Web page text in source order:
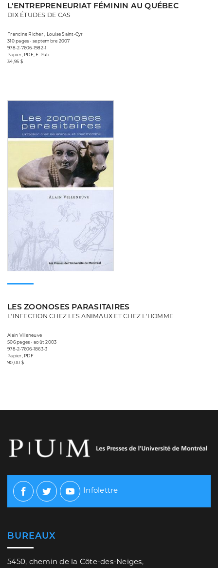
L'ENTREPRENEURIAT FÉMININ AU QUÉBEC
DIX ÉTUDES DE CAS
Francine Richer , Louise Saint-Cyr
310 pages • septembre 2007
978-2-7606-1982-1
Papier, PDF, E-Pub
34,95 $
LES ZOONOSES PARASITAIRES
L'INFECTION CHEZ LES ANIMAUX ET CHEZ L'HOMME
Alain Villeneuve
506 pages • août 2003
978-2-7606-1863-3
Papier, PDF
90,00 $
Facebook
TwitterYoutube
Infolettre
BUREAUX
5450, chemin de la Côte-des-Neiges,